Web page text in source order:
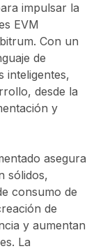
impulsar la
EVM
Con un
de
inteligentes,
desde la
y
asegura
sólidos,
consumo de
de
y aumentan
La